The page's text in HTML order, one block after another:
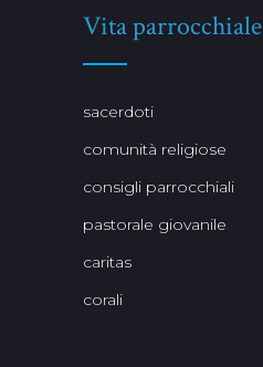
Vita parrocchiale
sacerdoti
comunità religiose
consigli parrocchiali
pastorale giovanile
caritas
corali